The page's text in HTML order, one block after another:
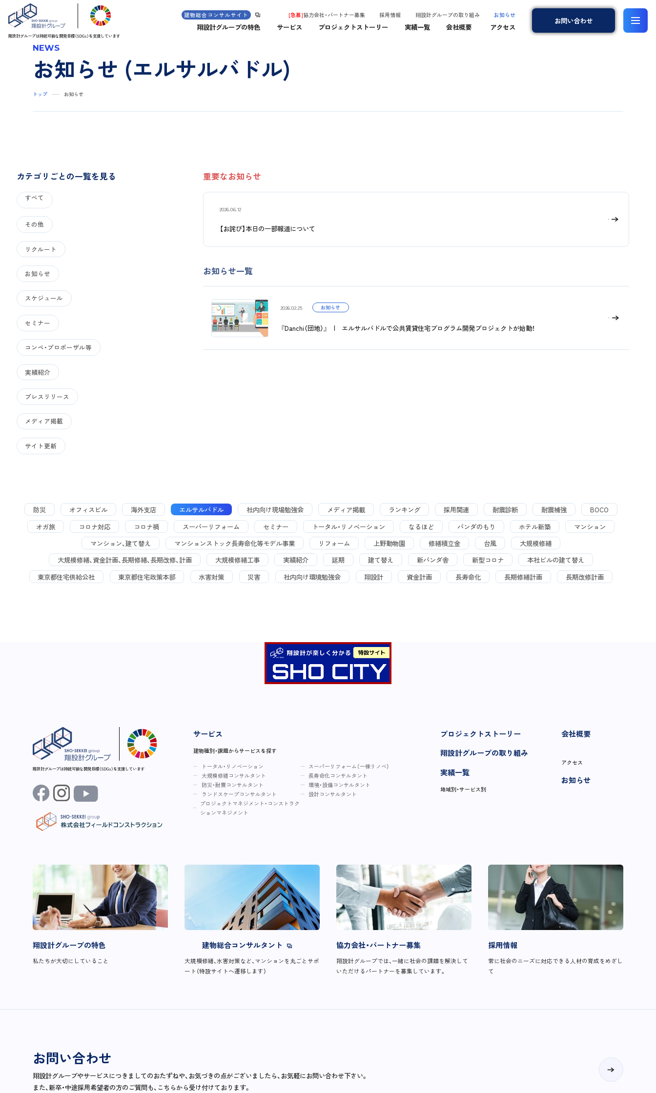
翔設計グループは持続可能な開発目標（SDGs）を支援しています
建物総合コンサルサイト [急募]協力会社・パートナー募集 採用情報 翔設計グループの取り組み お知らせ
翔設計グループの特色 サービス プロジェクトストーリー 実績一覧 会社概要 アクセス
お問い合わせ
お知らせ (エルサルバドル)
NEWS
トップ お知らせ
カテゴリごとの一覧を見る
すべて
その他
リクルート
お知らせ
スケジュール
セミナー
コンペ・プロポーザル等
実績紹介
プレスリリース
メディア掲載
サイト更新
重要なお知らせ
2026.06.12
【お詫び】本日の一部報道について
お知らせ一覧
2026.02.25 お知らせ
『Danchi（団地）』 | エルサルバドルで公共賃貸住宅プログラム開発プロジェクトが始動！
防災 オフィスビル 海外支店 エルサルバドル 社内向け現場勉強会 メディア掲載 ランキング 採用関連 耐震診断 耐震補強
BOCO
オガ旅
コロナ対応 コロナ禍 スーパーリフォーム セミナー トータル・リノベーション なるほど パンダのもり ホテル新築
マンション
マンション、建て替え
マンションストック長寿命化等モデル事業 リフォーム 上野動物園 修繕積立金 台風
大規模修繕
大規模修繕、資金計画、長期修繕、長期改修、計画
大規模修繕工事 実績紹介 延期 建て替え 新パンダ舎 新型コロナ
本社ビルの建て替え
東京都住宅供給公社
東京都住宅政策本部 水害対策 災害 社内向け環境勉強会 翔設計 資金計画 長寿命化 長期修繕計画 長期改修計画
翔設計グループは持続可能な開発目標（SDGs）を支援しています
サービス
建物種別・課題からサービスを探す
トータル・リノベーション
スーパーリフォーム（一棟リノベ）
大規模修繕コンサルタント
長寿命化コンサルタント
防災・耐震コンサルタント
環境・設備コンサルタント
ランドスケープコンサルタント
設計コンサルタント
プロジェクトマネジメント・コンストラク
ションマネジメント
プロジェクトストーリー
翔設計グループの取り組み
実績一覧
地域別・サービス別
会社概要
アクセス
お知らせ
翔設計グループの特色
私たちが大切にしていること
建物総合コンサルタント
大規模修繕、水害対策など、マンションを丸ごとサポ
ート（特設サイトへ遷移します）
協力会社・パートナー募集
翔設計グループでは、一緒に社会の課題を解決して
いただけるパートナーを募集しています。
採用情報
常に社会のニーズに対応できる人材の育成をめざし
て
お問い合わせ
翔設計グループやサービスにつきましてのおたずねや、お気づきの点がございましたら、お気軽にお問い合わせ下さい。
また、新卒・中途採用希望者の方のご質問も、こちらから受け付けております。